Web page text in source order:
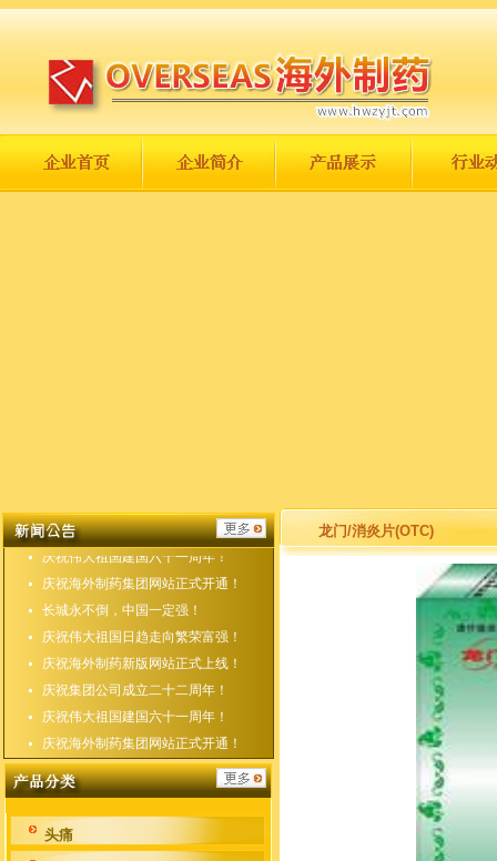
庆祝集团公司成立二十二周年！
庆祝伟大祖国建国六十一周年！
庆祝海外制药集团网站正式开通！
长城永不倒，中国一定强！
庆祝伟大祖国日趋走向繁荣富强！
庆祝海外制药新版网站正式上线！
庆祝集团公司成立二十二周年！
庆祝伟大祖国建国六十一周年！
庆祝海外制药集团网站正式开通！
头痛
龙门/消炎片(OTC)